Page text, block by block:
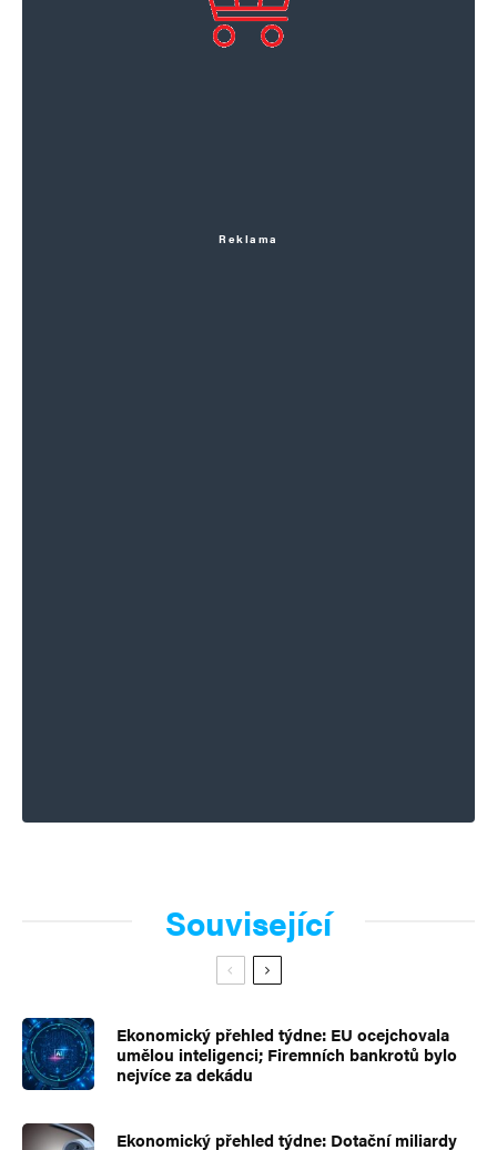
Reklama
Související
Ekonomický přehled týdne: EU ocejchovala
umělou inteligenci; Firemních bankrotů bylo
nejvíce za dekádu
Ekonomický přehled týdne: Dotační miliardy